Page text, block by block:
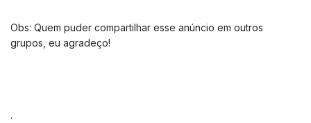
Obs: Quem puder compartilhar esse anúncio em outros
grupos, eu agradeço!
.